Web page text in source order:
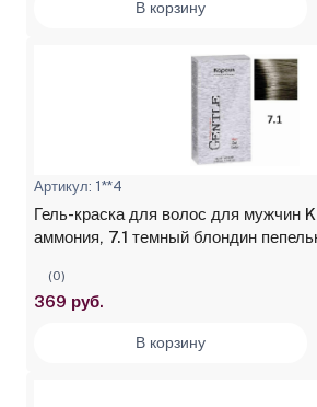
В корзину
Артикул: 1**4
Гель-краска для волос для мужчин
аммония, 7.1 темный блондин
(0)
369 руб.
В корзину